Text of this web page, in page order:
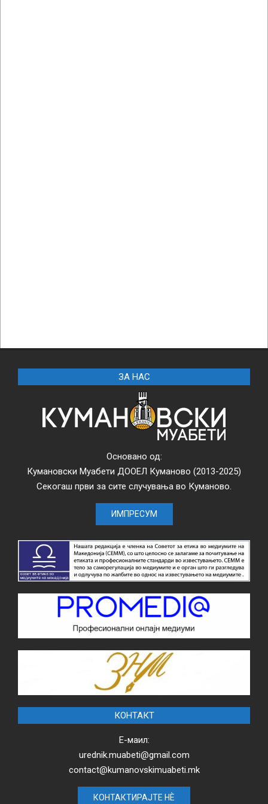
ЗА НАС
Основано од:
Кумановски Муабети ДООЕЛ Куманово (2013-2025)
Секогаш први за сите случувања во Куманово.
ИМПРЕСУМ
КОНТАКТ
Е-маил:
urednik.muabeti@gmail.com
contact@kumanovskimuabeti.mk
КОНТАКТИРАЈТЕ НЀ